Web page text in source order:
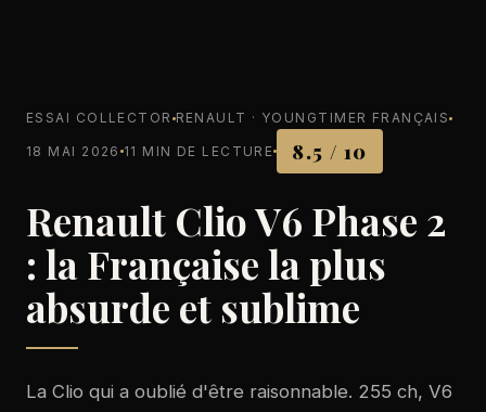
ESSAI COLLECTOR RENAULT · YOUNGTIMER FRANÇAIS
18 MAI 2026 11 MIN DE LECTURE 8.5 / 10
Renault Clio V6 Phase 2
: la Française la plus
absurde et sublime
La Clio qui a oublié d'être raisonnable. 255 ch, V6